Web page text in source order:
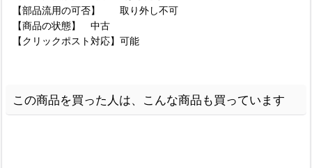
【部品流用の可否】 取り外し不可
【商品の状態】 中古
【クリックポスト対応】可能
この商品を買った人は、こんな商品も買っています